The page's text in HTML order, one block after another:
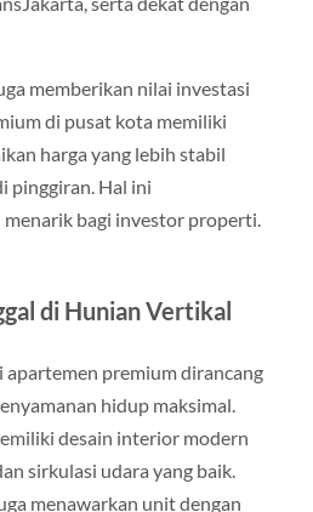
memberikan nilai investasi
di pusat kota memiliki
harga yang lebih stabil
pinggiran. Hal ini
bagi investor properti.
di Hunian Vertikal
premium dirancang
hidup maksimal.
desain interior modern
sirkulasi udara yang baik.
menawarkan unit dengan